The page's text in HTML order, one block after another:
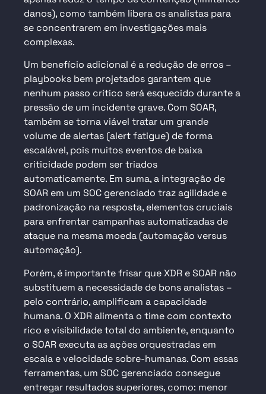
danos), como também libera os analistas para
se concentrarem em investigações mais
complexas.
Um benefício adicional é a redução de erros –
playbooks bem projetados garantem que
nenhum passo crítico será esquecido durante a
pressão de um incidente grave. Com SOAR,
também se torna viável tratar um grande
volume de alertas (alert fatigue) de forma
escalável, pois muitos eventos de baixa
criticidade podem ser triados
automaticamente. Em suma, a integração de
SOAR em um SOC gerenciado traz agilidade e
padronização na resposta, elementos cruciais
para enfrentar campanhas automatizadas de
ataque na mesma moeda (automação versus
automação).
Porém, é importante frisar que XDR e SOAR não
substituem a necessidade de bons analistas –
pelo contrário, amplificam a capacidade
humana. O XDR alimenta o time com contexto
rico e visibilidade total do ambiente, enquanto
o SOAR executa as ações orquestradas em
escala e velocidade sobre-humanas. Com essas
ferramentas, um SOC gerenciado consegue
entregar resultados superiores, como: menor